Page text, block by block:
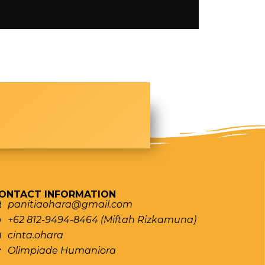
INFORMATION
panitiaohara@gmail.com
+62 812-9494-8464 (Miftah Rizkamuna)
cinta.ohara
Olimpiade Humaniora